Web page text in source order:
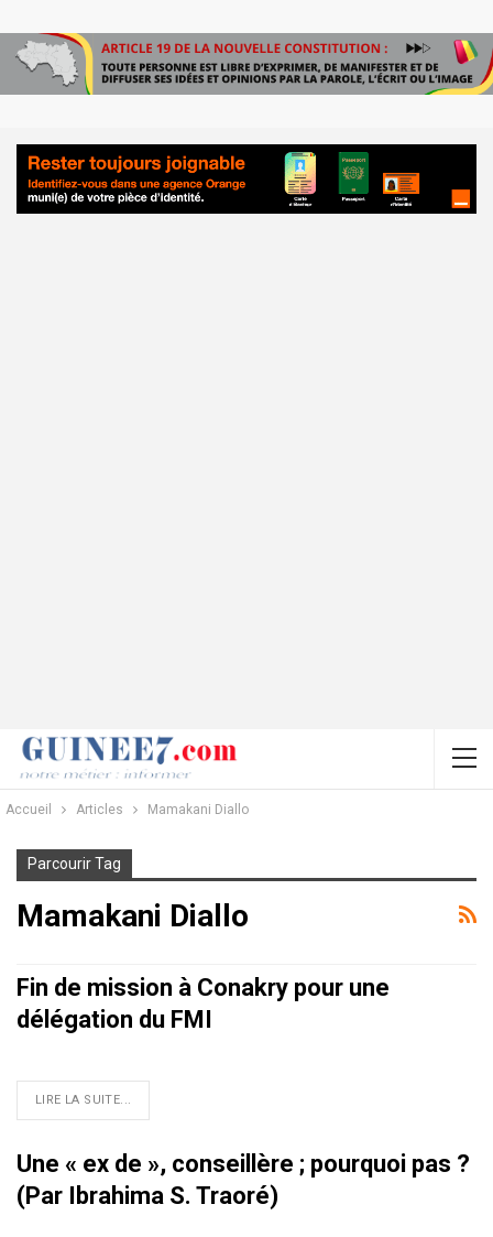
Accueil Articles Mamakani Diallo
Parcourir Tag
Mamakani Diallo
Fin de mission à Conakry pour une
délégation du FMI
LIRE LA SUITE...
Une « ex de », conseillère ; pourquoi pas ?
(Par Ibrahima S. Traoré)